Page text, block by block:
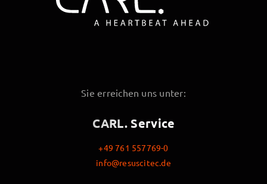
Sie erreichen uns unter:
CARL. Service
+49 761 557769-0
info@resuscitec.de